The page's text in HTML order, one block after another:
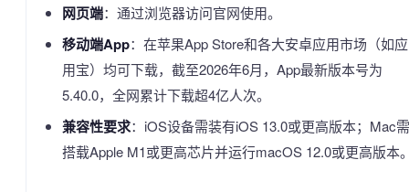
网页端：通过浏览器访问官网使用。
移动端App：在苹果App Store和各大安卓应用市场（如应
用宝）均可下载，截至2026年6月，App最新版本号为
5.40.0，全网累计下载超4亿人次。
兼容性要求：iOS设备需装有iOS 13.0或更高版本；Mac需
搭载Apple M1或更高芯片并运行macOS 12.0或更高版本